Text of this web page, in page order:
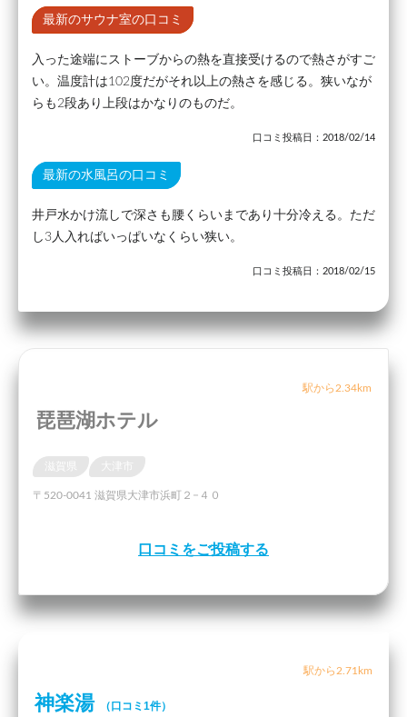
最新のサウナ室の口コミ
入った途端にストーブからの熱を直接受けるので熱さがすご
い。温度計は102度だがそれ以上の熱さを感じる。狭いなが
らも2段あり上段はかなりのものだ。
口コミ投稿日：2018/02/14
最新の水風呂の口コミ
井戸水かけ流しで深さも腰くらいまであり十分冷える。ただ
し3人入ればいっぱいなくらい狭い。
口コミ投稿日：2018/02/15
駅から2.34km
琵琶湖ホテル
〒520-0041 滋賀県大津市浜町２−４０
口コミをご投稿する
駅から2.71km
神楽湯 （口コミ1件）